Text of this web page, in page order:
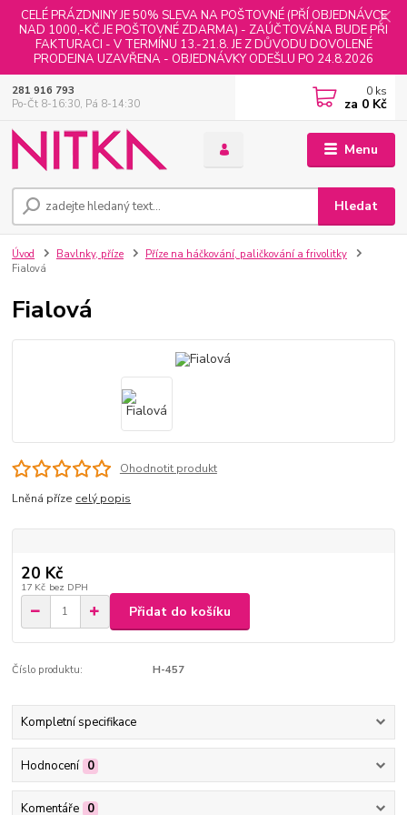
CELÉ PRÁZDNINY JE 50% SLEVA NA POŠTOVNÉ (PŘÍ OBJEDNÁVCE
NAD 1000,-KČ JE POŠTOVNÉ ZDARMA) - ZAÚČTOVÁNA BUDE PŘI
FAKTURACI - V TERMÍNU 13.-21.8. JE Z DŮVODU DOVOLENÉ
PRODEJNA UZAVŘENA - OBJEDNÁVKY ODEŠLU PO 24.8.2026
Menu
Hledat
281 916 793
Po-Čt 8-16:30, Pá 8-14:30
0 ks
za 0 Kč
Úvod Bavlnky, příze
Příze na háčkování, paličkování a frivolitky
Fialová
Fialová
Ohodnotit produkt
Lněná příze celý popis
20 Kč
17 Kč bez DPH
Přidat do košíku
Číslo produktu: H-457
Kompletní specifikace
Hodnocení 0
Komentáře 0